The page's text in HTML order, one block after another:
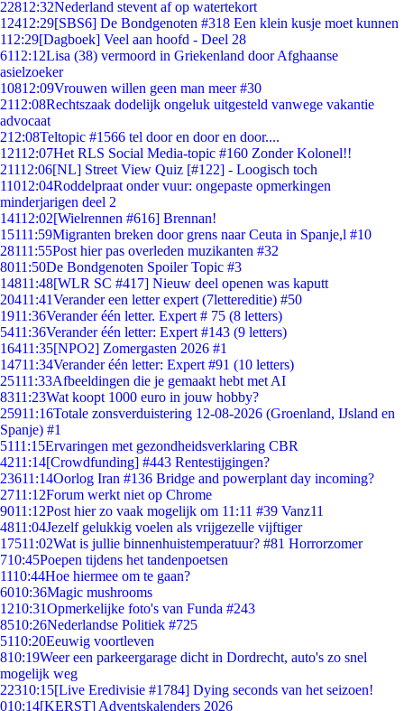
22812:32Nederland stevent af op watertekort
12412:29[SBS6] De Bondgenoten #318 Een klein kusje moet kunnen
112:29[Dagboek] Veel aan hoofd - Deel 28
6112:12Lisa (38) vermoord in Griekenland door Afghaanse
asielzoeker
10812:09Vrouwen willen geen man meer #30
2112:08Rechtszaak dodelijk ongeluk uitgesteld vanwege vakantie
advocaat
212:08Teltopic #1566 tel door en door en door....
12112:07Het RLS Social Media-topic #160 Zonder Kolonel!!
21112:06[NL] Street View Quiz [#122] - Loogisch toch
11012:04Roddelpraat onder vuur: ongepaste opmerkingen
minderjarigen deel 2
14112:02[Wielrennen #616] Brennan!
15111:59Migranten breken door grens naar Ceuta in Spanje,l #10
28111:55Post hier pas overleden muzikanten #32
8011:50De Bondgenoten Spoiler Topic #3
14811:48[WLR SC #417] Nieuw deel openen was kaputt
20411:41Verander een letter expert (7lettereditie) #50
1911:36Verander één letter. Expert # 75 (8 letters)
5411:36Verander één letter: Expert #143 (9 letters)
16411:35[NPO2] Zomergasten 2026 #1
14711:34Verander één letter: Expert #91 (10 letters)
25111:33Afbeeldingen die je gemaakt hebt met AI
8311:23Wat koopt 1000 euro in jouw hobby?
25911:16Totale zonsverduistering 12-08-2026 (Groenland, IJsland en
Spanje) #1
5111:15Ervaringen met gezondheidsverklaring CBR
4211:14[Crowdfunding] #443 Rentestijgingen?
23611:14Oorlog Iran #136 Bridge and powerplant day incoming?
2711:12Forum werkt niet op Chrome
9011:12Post hier zo vaak mogelijk om 11:11 #39 Vanz11
4811:04Jezelf gelukkig voelen als vrijgezelle vijftiger
17511:02Wat is jullie binnenhuistemperatuur? #81 Horrorzomer
710:45Poepen tijdens het tandenpoetsen
1110:44Hoe hiermee om te gaan?
6010:36Magic mushrooms
1210:31Opmerkelijke foto's van Funda #243
8510:26Nederlandse Politiek #725
5110:20Eeuwig voortleven
810:19Weer een parkeergarage dicht in Dordrecht, auto's zo snel
mogelijk weg
22310:15[Live Eredivisie #1784] Dying seconds van het seizoen!
010:14[KERST] Adventskalenders 2026